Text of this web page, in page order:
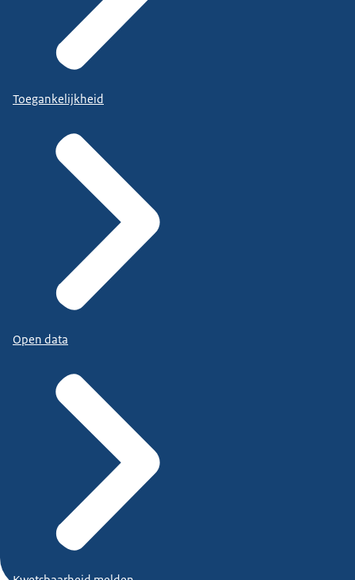
Toegankelijkheid
Open data